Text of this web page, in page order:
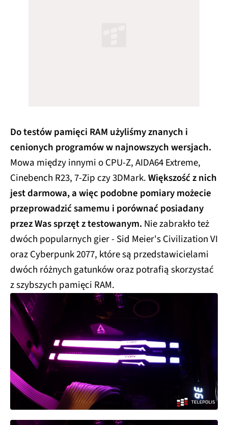
Do testów pamięci RAM użyliśmy znanych i
cenionych programów w najnowszych wersjach.
Mowa między innymi o CPU-Z, AIDA64 Extreme,
Cinebench R23, 7-Zip czy 3DMark.Większość z nich
jest darmowa, a więc podobne pomiary możecie
przeprowadzić samemu i porównać posiadany
przez Was sprzęt z testowanym. Nie zabrakło też
dwóch popularnych gier - Sid Meier's Civilization VI
oraz Cyberpunk 2077, które są przedstawicielami
dwóch różnych gatunków oraz potrafią skorzystać
z szybszych pamięci RAM.